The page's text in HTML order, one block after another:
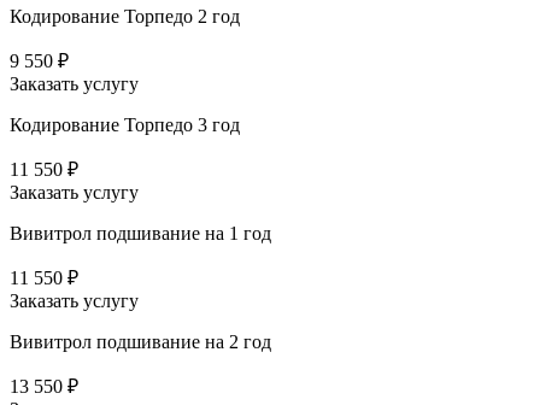
Кодирование Торпедо 2 год
9 550 ₽
Заказать услугу
Кодирование Торпедо 3 год
11 550 ₽
Заказать услугу
Вивитрол подшивание на 1 год
11 550 ₽
Заказать услугу
Вивитрол подшивание на 2 год
13 550 ₽